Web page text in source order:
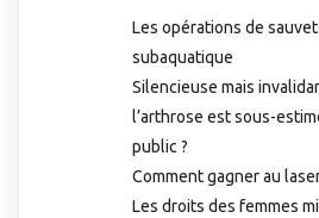
Les opérations de
subaquatique
Silencieuse mais
l’arthrose est sous-
public ?
Comment gagner au
Les droits des femmes